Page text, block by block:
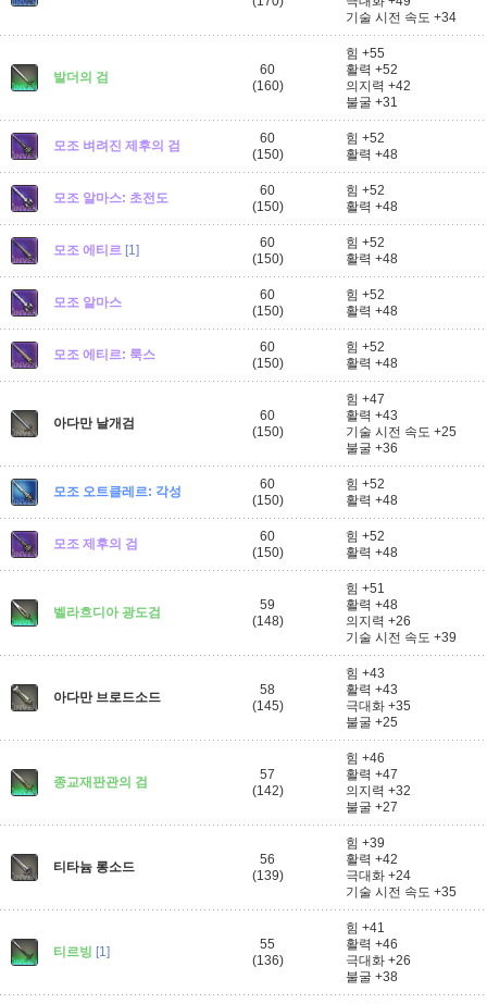
기술 시전 속도 +34
발더의 검
60
(160)
힘 +55
활력 +52
의지력 +42
불굴 +31
모조 벼려진 제후의 검
60
(150)
힘 +52
활력 +48
모조 알마스: 초전도
60
(150)
힘 +52
활력 +48
모조 에티르 [1]
60
(150)
힘 +52
활력 +48
모조 알마스
60
(150)
힘 +52
활력 +48
모조 에티르: 룩스
60
(150)
힘 +52
활력 +48
아다만 날개검
60
(150)
힘 +47
활력 +43
기술 시전 속도 +25
불굴 +36
모조 오트클레르: 각성
60
(150)
힘 +52
활력 +48
모조 제후의 검
60
(150)
힘 +52
활력 +48
벨라흐디아 광도검
59
(148)
힘 +51
활력 +48
의지력 +26
기술 시전 속도 +39
아다만 브로드소드
58
(145)
힘 +43
활력 +43
극대화 +35
불굴 +25
종교재판관의 검
57
(142)
힘 +46
활력 +47
의지력 +32
불굴 +27
티타늄 롱소드
56
(139)
힘 +39
활력 +42
극대화 +24
기술 시전 속도 +35
티르빙 [1]
55
(136)
힘 +41
활력 +46
극대화 +26
불굴 +38